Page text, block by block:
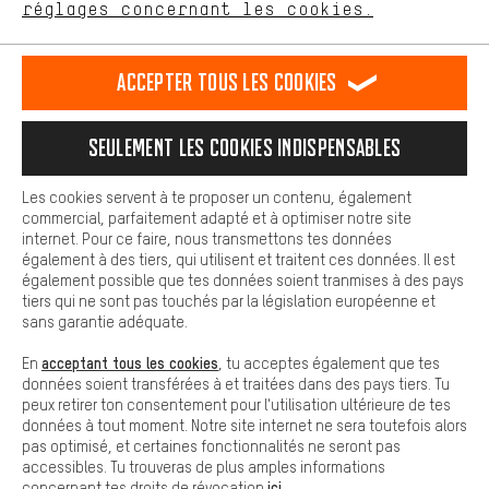
français english Deutsch español
RÉSILIER LE CONTRAT Communauté d'Aix-la-Chapelle
Programme d'affiliation Mentions Légales Protection des données
Conditions générales de vente Plateforme d'Alerte
Reprise des batteries Corepile Paramètres de cookies
Modifier le contraste
Tous les prix s'entendent en euros (MwSt hors) plus les
frais de portpour la livraison versÉtats-Unis.
réglages concernant les cookies.
est plus confortable. Avec les cookies de confort, nous
Nous pouvons ainsi mettre à ta disposition d'autres contenus et
informations utiles. De plus, tu as la possibilité d'utiliser des
facilement les bons produits. Par exemple, nous proposons une
facilement aux questions.
Cookies de base
Les cookies de base garantissent que tu puisses utiliser les
fonctions de notre site web.
Accepter tous les cookies
Seulement les cookies indispensables
Les cookies servent à te proposer un contenu, également
commercial, parfaitement adapté et à optimiser notre site
internet. Pour ce faire, nous transmettons tes données
également à des tiers, qui utilisent et traitent ces données. Il est
également possible que tes données soient tranmises à des pays
tiers qui ne sont pas touchés par la législation européenne et
sans garantie adéquate.
En acceptant tous les cookies , tu acceptes également que tes
données soient transférées à et traitées dans des pays tiers. Tu
peux retirer ton consentement pour l'utilisation ultérieure de tes
données à tout moment. Notre site internet ne sera toutefois alors
pas optimisé, et certaines fonctionnalités ne seront pas
accessibles. Tu trouveras de plus amples informations